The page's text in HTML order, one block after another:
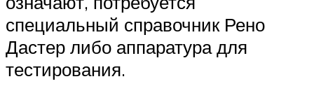
специальный справочник Рено
Дастер либо аппаратура для
тестирования.